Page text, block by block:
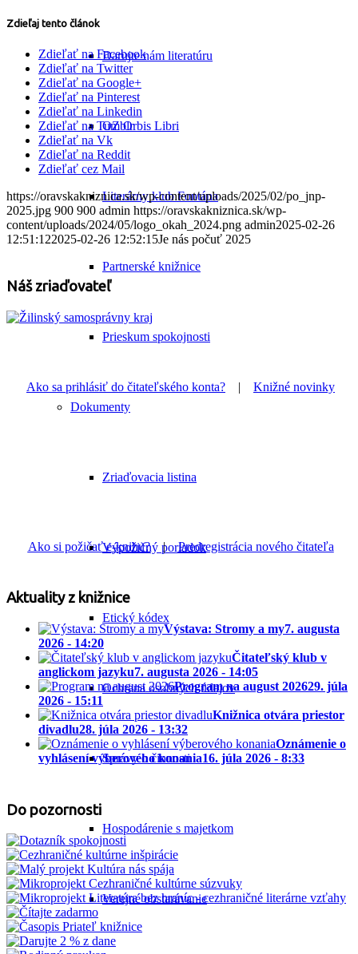
Darujte nám literatúru
OZ Orbis Libri
Literárny klub Fontána
Partnerské knižnice
Prieskum spokojnosti
Dokumenty
Zriaďovacia listina
Výpožičný poriadok
Etický kódex
Ochrana osobných údajov
Správy o činnosti
Hospodárenie s majetkom
Verejné obstarávanie
Zdieľaj tento článok
Zdieľať na Facebook
Zdieľať na Twitter
Zdieľať na Google+
Zdieľať na Pinterest
Zdieľať na Linkedin
Zdieľať na Tumblr
Zdieľať na Vk
Zdieľať na Reddit
Zdieľať cez Mail
https://oravskakniznica.sk/wp-content/uploads/2025/02/po_jnp-
2025.jpg 900 900 admin https://oravskakniznica.sk/wp-
content/uploads/2024/05/logo_okah_2024.png admin2025-02-26
12:51:122025-02-26 12:52:15Je nás počuť 2025
Náš zriaďovateľ
Ako sa prihlásiť do čitateľského konta? | Knižné novinky
Ako si požičať e-knihu?|Predregistrácia nového čitateľa
Aktuality z knižnice
Výstava: Stromy a my7. augusta
2026 - 14:20
Čitateľský klub v
anglickom jazyku7. augusta 2026 - 14:05
Program na august 202629. júla
2026 - 15:11
Knižnica otvára priestor
divadlu28. júla 2026 - 13:32
Oznámenie o
vyhlásení výberového konania16. júla 2026 - 8:33
Do pozornosti